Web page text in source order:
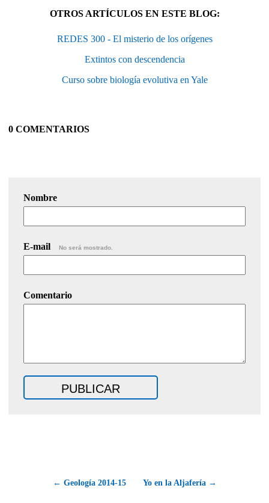
OTROS ARTÍCULOS EN ESTE BLOG:
REDES 300 - El misterio de los orígenes
Extintos con descendencia
Curso sobre biología evolutiva en Yale
0 COMENTARIOS
Nombre
E-mail No será mostrado.
Comentario
← Geología 2014-15 Yo en la Aljafería →